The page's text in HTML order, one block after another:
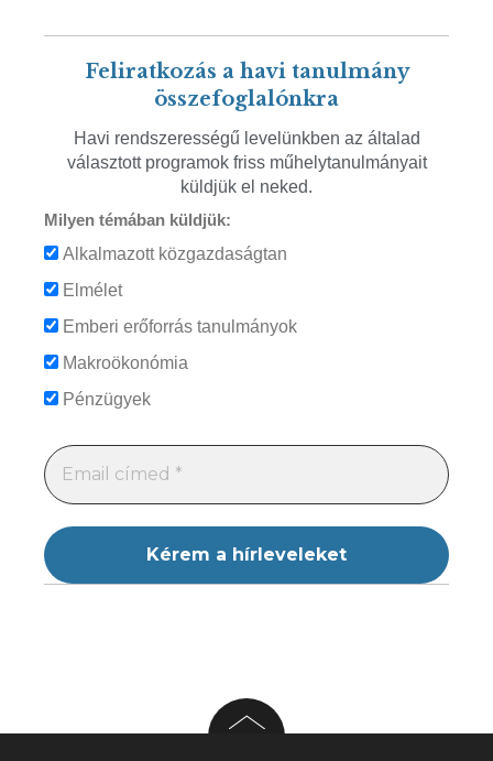
Feliratkozás a havi tanulmány
összefoglalónkra
Havi rendszerességű levelünkben az általad
választott programok friss műhelytanulmányait
küldjük el neked.
Milyen témában küldjük:
Alkalmazott közgazdaságtan
Elmélet
Emberi erőforrás tanulmányok
Makroökonómia
Pénzügyek